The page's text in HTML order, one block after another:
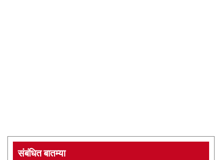
संबंधित बातम्या